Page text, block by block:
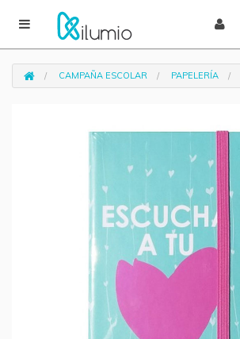
CAMPAÑA ESCOLAR PAPELERÍA